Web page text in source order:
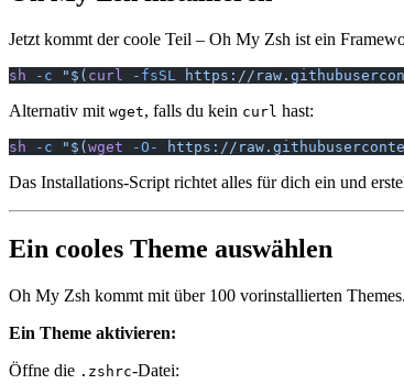
Jetzt kommt der coole Teil – Oh My Zsh ist ein
sh -c "$( curl -fsSL https://
Alternativ mit wget, falls du kein curl hast:
sh -c "$( wget -O- https://
Das Installations-Script richtet alles für dich ein und
Ein cooles Theme auswählen
Oh My Zsh kommt mit über 100 vorinstallierten
Ein Theme aktivieren:
Öffne die .zshrc-Datei: